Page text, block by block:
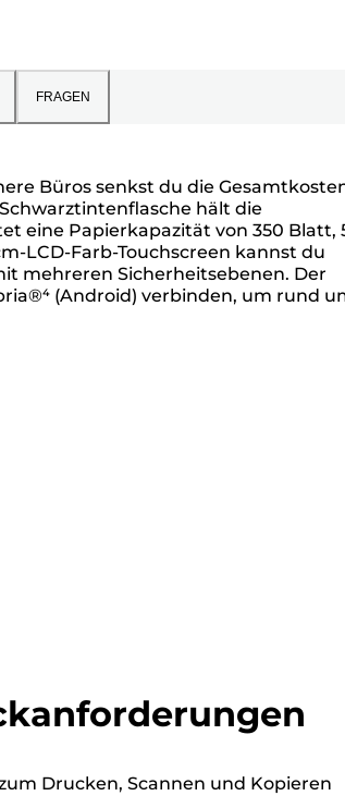
FRAGEN
Büros senkst du die
hält die
eine Papierkapazität von 350 Blatt,
LCD-Farb-Touchscreen kannst du
mehreren Sicherheitsebenen. Der
(Android) verbinden, um rund
Drucken, Scannen und Kopieren